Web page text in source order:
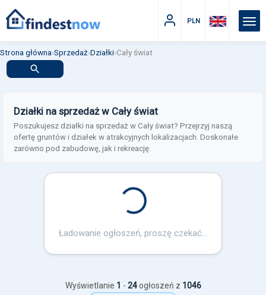
PLN
Strona główna›Sprzedaż›Działki›Cały świat
Działki na sprzedaż w Cały świat
Poszukujesz działki na sprzedaż w Cały świat? Przejrzyj naszą
ofertę gruntów i działek w atrakcyjnych lokalizacjach. Doskonałe
zarówno pod zabudowę, jak i rekreację.
Loading...
Ładowanie ogłoszeń, proszę czekać...
Wyświetlanie 1 - 24ogłoszeń z 1046